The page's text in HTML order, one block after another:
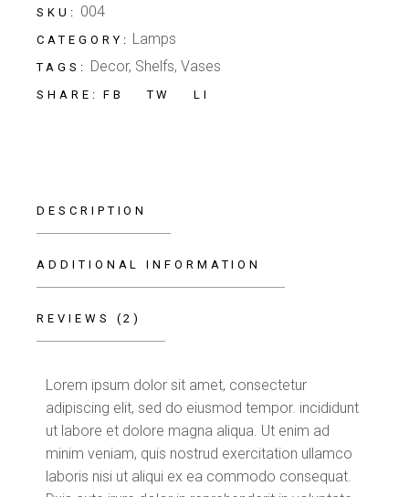
SKU: 004
CATEGORY: Lamps
TAGS: Decor, Shelfs, Vases
SHARE: FB TW LI
DESCRIPTION
ADDITIONAL INFORMATION
REVIEWS (2)
Lorem ipsum dolor sit amet, consectetur
adipiscing elit, sed do eiusmod tempor. incididunt
ut labore et dolore magna aliqua. Ut enim ad
minim veniam, quis nostrud exercitation ullamco
laboris nisi ut aliqui ex ea commodo consequat.